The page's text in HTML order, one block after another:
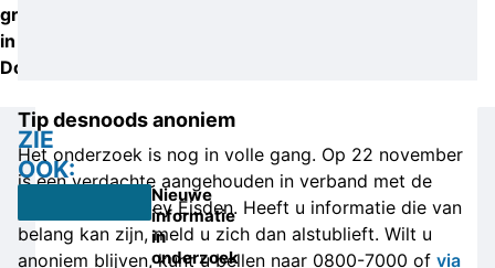
groepen
in
Dordrecht.
ZIE
OOK:
Nieuwe
informatie
in
onderzoek
Tip desnoods anoniem
Het onderzoek is nog in volle gang. Op 22 november
is een verdachte aangehouden in verband met de
dood van Remsley Eisden. Heeft u informatie die van
belang kan zijn, meld u zich dan alstublieft. Wilt u
anoniem blijven, kunt u bellen naar 0800-7000 of via